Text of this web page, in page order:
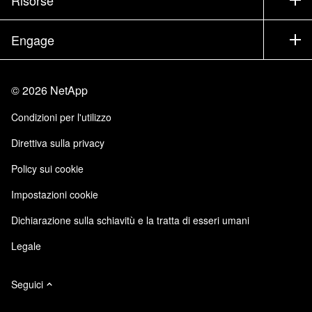
Executive briefing
Elenco prodotti A-Z
Documentazione
Community
Impara
Partner
Offerte di lavoro
Trust Center
Responsabilità e sostenibilità
Certificazioni di qualità
NetApp Instaclustr
Newsroom
Eventi
Blog
Esperienza del cliente
Testimonianze dei clienti
Engage
Feedback sito
Accessibilità
Iscrizioni email
NetApp P. Iva 02655930960
Modello 231
©2026 NetApp
Condizioni per l'utilizzo
Direttiva sulla privacy
Policy sui cookie
Impostazioni cookie
Dichiarazione sulla schiavitù e la tratta di esseri umani
Legale
Seguici